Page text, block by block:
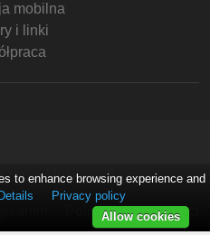
mobilna
i linki
Musicam Sacram
Polityka Prywatności
to enhance browsing experience and
Details
Privacy policy
Allow cookies